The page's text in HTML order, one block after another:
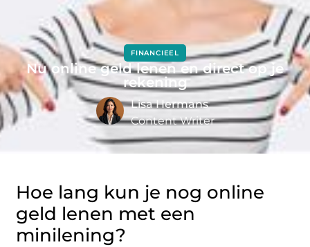
FINANCIEEL
Nu online geld lenen en direct op je
rekening
Lisa Hermans
Content Writer
Hoe lang kun je nog online
geld lenen met een
minilening?